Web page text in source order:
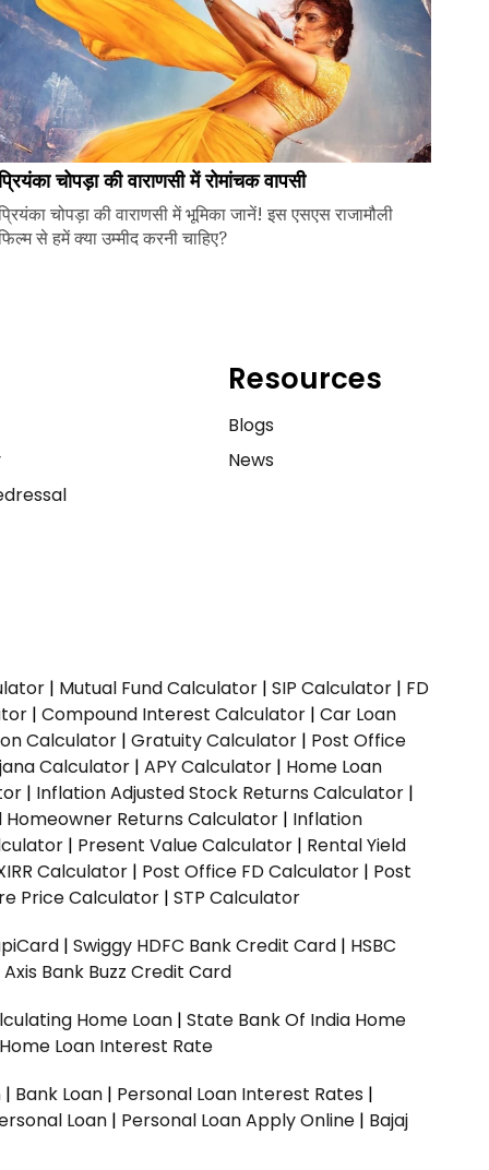
चोपड़ा की वाराणसी में रोमांचक वापसी
चोपड़ा की वाराणसी में भूमिका जानें! इस एसएस राजामौली
से हमें क्या उम्मीद करनी चाहिए?
Resources
Blogs
News
| Mutual Fund Calculator | SIP Calculator | FD
| Compound Interest Calculator | Car Loan
Calculator | Gratuity Calculator | Post Office
Calculator | APY Calculator | Home Loan
| Inflation Adjusted Stock Returns Calculator |
Homeowner Returns Calculator | Inflation
| Present Value Calculator | Rental Yield
Calculator | Post Office FD Calculator | Post
Price Calculator | STP Calculator
| Swiggy HDFC Bank Credit Card | HSBC
Axis Bank Buzz Credit Card
Home Loan | State Bank Of India Home
Loan Interest Rate
| Bank Loan | Personal Loan Interest Rates |
Loan | Personal Loan Apply Online | Bajaj